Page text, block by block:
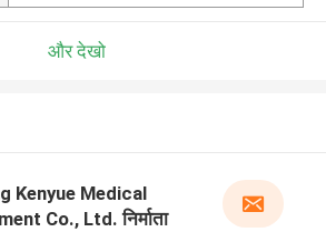
और देखो
Kenyue Medical
Co., Ltd. निर्माता